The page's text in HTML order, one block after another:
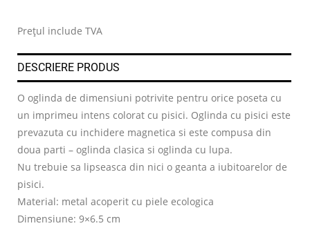
Prețul include TVA
DESCRIERE PRODUS
O oglinda de dimensiuni potrivite pentru orice poseta cu
un imprimeu intens colorat cu pisici. Oglinda cu pisici este
prevazuta cu inchidere magnetica si este compusa din
doua parti – oglinda clasica si oglinda cu lupa.
Nu trebuie sa lipseasca din nici o geanta a iubitoarelor de
pisici.
Material: metal acoperit cu piele ecologica
Dimensiune: 9×6.5 cm